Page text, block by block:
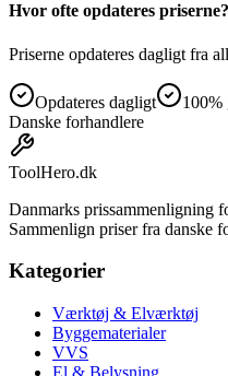
Hvor ofte opdateres priserne?
Priserne opdateres dagligt fra
Opdateres dagligt 100%
Danske forhandlere
ToolHero.dk
Danmarks prissammenligning
Sammenlign priser fra danske
Kategorier
Værktøj & Elværktøj
Byggematerialer
VVS
El & Belysning